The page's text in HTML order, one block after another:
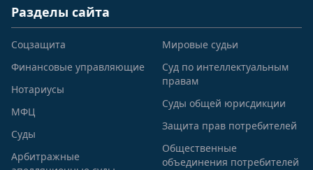
Разделы сайта
Соцзащита
Финансовые управляющие
Нотариусы
МФЦ
Суды
Арбитражные
Мировые судьи
Суд по интеллектуальным
правам
Суды общей юрисдикции
Защита прав потребителей
Общественные
объединения потребителей